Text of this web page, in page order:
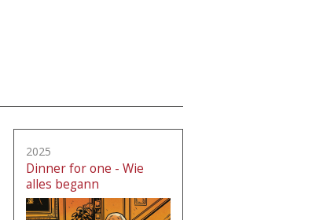
2025
Dinner for one - Wie
alles begann